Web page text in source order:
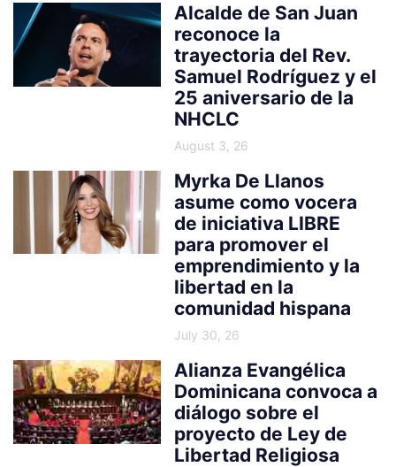
Alcalde de San Juan
reconoce la
trayectoria del Rev.
Samuel Rodríguez y el
25 aniversario de la
NHCLC
August 3, 26
Myrka De Llanos
asume como vocera
de iniciativa LIBRE
para promover el
emprendimiento y la
libertad en la
comunidad hispana
July 30, 26
Alianza Evangélica
Dominicana convoca a
diálogo sobre el
proyecto de Ley de
Libertad Religiosa